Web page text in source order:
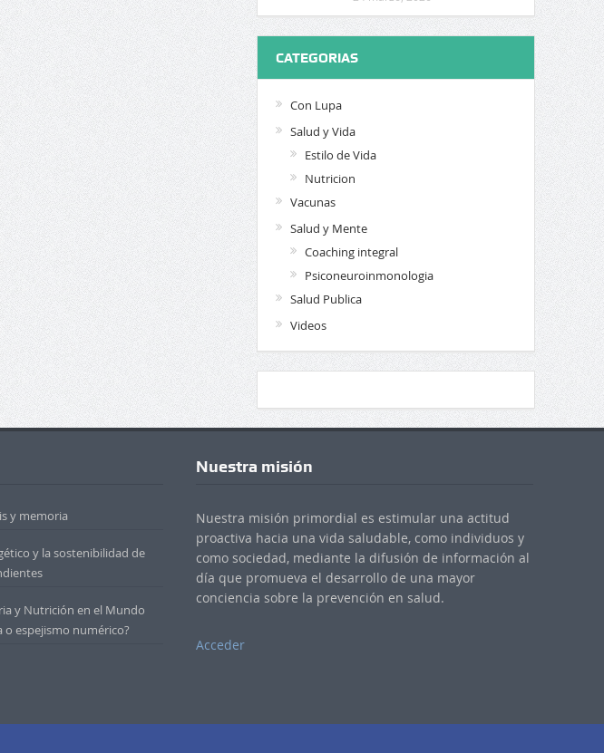
CATEGORIAS
Con Lupa
Salud y Vida
Estilo de Vida
Nutricion
Vacunas
Salud y Mente
Coaching integral
Psiconeuroinmonologia
Salud Publica
Videos
y memoria
y la sostenibilidad de
y Nutrición en el Mundo
o espejismo numérico?
Nuestra misión
Nuestra misión primordial es estimular una actitud
proactiva hacia una vida saludable, como individuos y
como sociedad, mediante la difusión de información al
día que promueva el desarrollo de una mayor
conciencia sobre la prevención en salud.
Acceder